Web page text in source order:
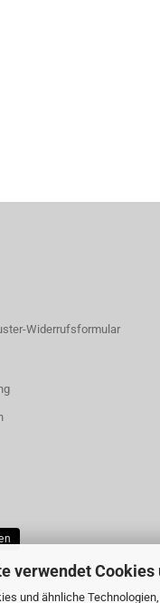
verwendet
und ähnliche
Widerrufsformular